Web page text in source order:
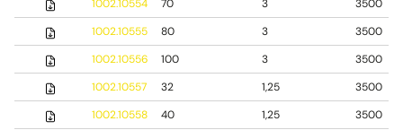
1002.10554
70 3
3500
1002.10555
80 3
3500
1002.10556
100 3
3500
1002.10557
32 1,25
3500
1002.10558
40 1,25
3500